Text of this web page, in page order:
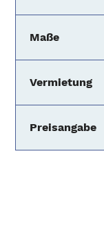
Maße
Vermietung
Preisangabe